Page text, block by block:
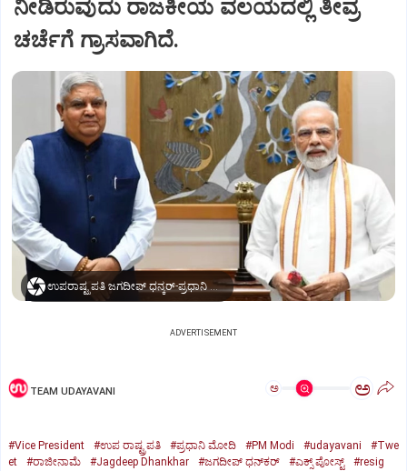
ನೀಡಿರುವುದು ರಾಜಕೀಯ ವಲಯದಲ್ಲಿ ತೀವ್ರ
ಚರ್ಚೆಗೆ ಗ್ರಾಸವಾಗಿದೆ.
ಉಪರಾಷ್ಟ್ರಪತಿ ಜಗದೀಪ್‌ ಧನ್ಕರ್-ಪ್ರಧಾನಿ ಮೋದಿ
ADVERTISEMENT
TEAM UDAYAVANI ಅ ಅ
#Vice President #ಉಪ ರಾಷ್ಟ್ರಪತಿ #ಪ್ರಧಾನಿ ಮೋದಿ #PM Modi #udayavani
#Twe
et
#ರಾಜೀನಾಮೆ #Jagdeep Dhankhar #ಜಗದೀಪ್‌ ಧನ್‌ಕರ್‌ #ಎಕ್ಸ್‌ ಪೋಸ್ಟ್
#resig